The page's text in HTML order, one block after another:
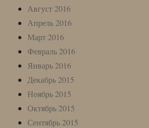
Август 2016
Апрель 2016
Март 2016
Февраль 2016
Январь 2016
Декабрь 2015
Ноябрь 2015
Октябрь 2015
Сентябрь 2015